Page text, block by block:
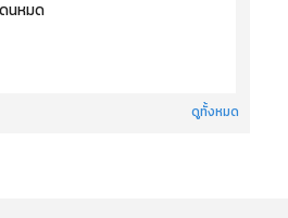
นหมด
ดูทั้งหมด